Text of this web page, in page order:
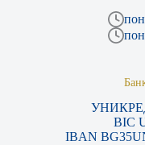
BIC
IBAN